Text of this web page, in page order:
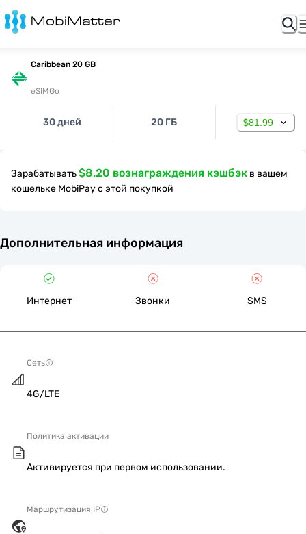
Caribbean 20 GB
eSIMGo
30 дней 20 ГБ $81.99
Зарабатывать$8.20 вознаграждения кэшбэк в вашем
кошельке MobiPay с этой покупкой
Дополнительная информация
Интернет Звонки SMS
Сеть
4G/LTE
Политика активации
Активируется при первом использовании.
Маршрутизация IP